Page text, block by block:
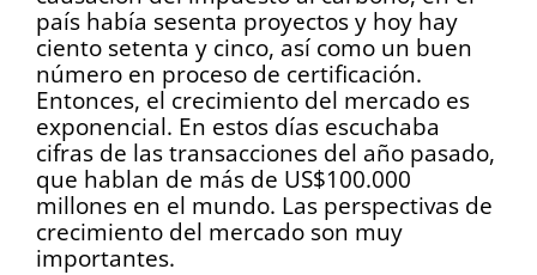
país había sesenta proyectos y hoy hay
ciento setenta y cinco, así como un buen
número en proceso de certificación.
Entonces, el crecimiento del mercado es
exponencial. En estos días escuchaba
cifras de las transacciones del año pasado,
que hablan de más de US$100.000
millones en el mundo. Las perspectivas de
crecimiento del mercado son muy
importantes.